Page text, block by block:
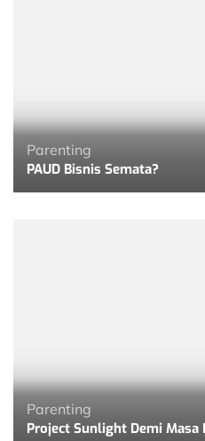
Parenting
PAUD Bisnis Semata?
Parenting
Project Sunlight Demi Masa